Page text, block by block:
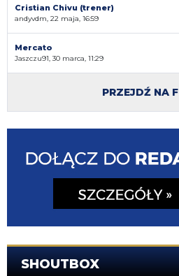
Cristian Chivu (trener)
andyvdm, 22 maja, 16:59
Mercato
Jaszczu91, 30 marca, 11:29
PRZEJDŹ NA
SHOUTBOX